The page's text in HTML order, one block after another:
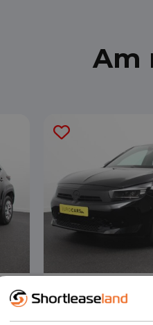
Am
Opel Corsa